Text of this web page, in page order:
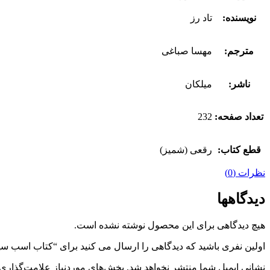
نویسنده: تاد رز
مترجم: مهسا صباغی
ناشر: میلکان
تعداد صفحه: 232
قطع کتاب: رقعی (شمیز)
نظرات (0)
دیدگاهها
هیچ دیدگاهی برای این محصول نوشته نشده است.
اولین نفری باشید که دیدگاهی را ارسال می کنید برای “کتاب اسب
نشانی ایمیل شما منتشر نخواهد شد. بخش‌های موردنیاز